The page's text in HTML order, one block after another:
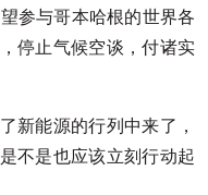
参与哥本哈根的世界各
停止气候空谈，付诸实
新能源的行列中来了，
不是也应该立刻行动起